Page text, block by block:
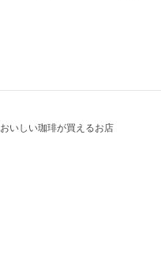
おいしい珈琲が買えるお店